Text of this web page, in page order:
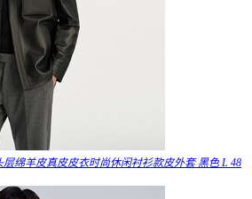
层绵羊皮真皮皮衣时尚休闲衬衫款皮外套 黑色 L 48